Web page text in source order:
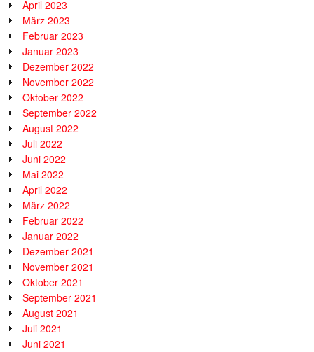
April 2023
März 2023
Februar 2023
Januar 2023
Dezember 2022
November 2022
Oktober 2022
September 2022
August 2022
Juli 2022
Juni 2022
Mai 2022
April 2022
März 2022
Februar 2022
Januar 2022
Dezember 2021
November 2021
Oktober 2021
September 2021
August 2021
Juli 2021
Juni 2021